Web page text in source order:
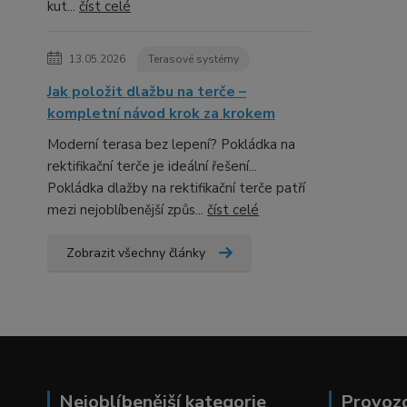
kut... číst celé
13.05.2026 Terasové systémy
Jak položit dlažbu na terče –
kompletní návod krok za krokem
Moderní terasa bez lepení? Pokládka na
rektifikační terče je ideální řešení...
Pokládka dlažby na rektifikační terče patří
mezi nejoblíbenější způs... číst celé
Zobrazit všechny články
Nejoblíbenější kategorie